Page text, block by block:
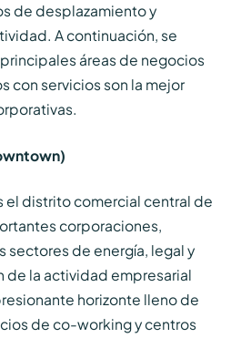
de desplazamiento y
A continuación, se
áreas de negocios
con servicios son la mejor
el distrito comercial central de
corporaciones,
sectores de energía, legal y
de la actividad empresarial
horizonte lleno de
de co-working y centros